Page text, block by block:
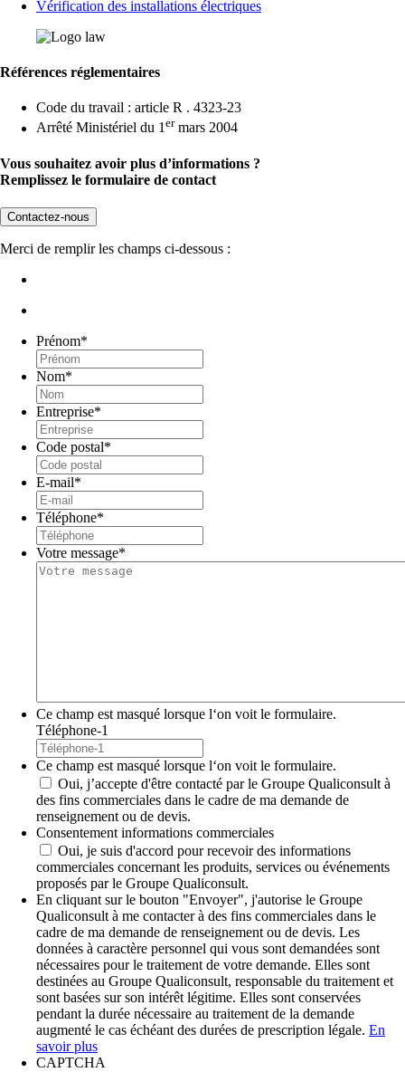
Vérification des installations électriques
Références réglementaires
Code du travail : article R . 4323-23
Arrêté Ministériel du 1ermars 2004
Vous souhaitez avoir plus d’informations ?
Remplissez le formulaire de contact
Contactez-nous
Merci de remplir les champs ci-dessous :
Prénom*
Nom*
Entreprise*
Code postal*
E-mail*
Téléphone*
Votre message*
Ce champ est masqué lorsque l‘on voit le formulaire.
Téléphone-1
Ce champ est masqué lorsque l‘on voit le formulaire.
Oui, j’accepte d'être contacté par le Groupe Qualiconsult à
des fins commerciales dans le cadre de ma demande de
renseignement ou de devis.
Consentement informations commerciales
Oui, je suis d'accord pour recevoir des informations
commerciales concernant les produits, services ou événements
proposés par le Groupe Qualiconsult.
En cliquant sur le bouton "Envoyer", j'autorise le Groupe
Qualiconsult à me contacter à des fins commerciales dans le
cadre de ma demande de renseignement ou de devis. Les
données à caractère personnel qui vous sont demandées sont
nécessaires pour le traitement de votre demande. Elles sont
destinées au Groupe Qualiconsult, responsable du traitement et
sont basées sur son intérêt légitime. Elles sont conservées
pendant la durée nécessaire au traitement de la demande
augmenté le cas échéant des durées de prescription légale. En
savoir plus
CAPTCHA